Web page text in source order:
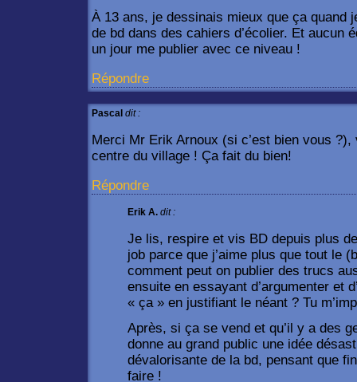
À 13 ans, je dessinais mieux que ça quand
de bd dans des cahiers d’écolier. Et aucun
un jour me publier avec ce niveau !
Répondre
Pascal dit :
Merci Mr Erik Arnoux (si c’est bien vous ?),
centre du village ! Ça fait du bien!
Répondre
Erik A. dit :
Je lis, respire et vis BD depuis plus
job parce que j’aime plus que tout le
comment peut on publier des trucs
ensuite en essayant d’argumenter et
« ça » en justifiant le néant ? Tu
Après, si ça se vend et qu’il y a des
donne au grand public une idée
dévalorisante de la bd, pensant que
faire !